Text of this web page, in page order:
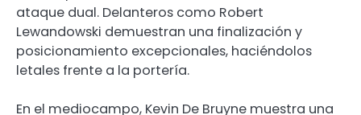
ataque dual. Delanteros como Robert
Lewandowski demuestran una finalización y
posicionamiento excepcionales, haciéndolos
letales frente a la portería.
En el mediocampo, Kevin De Bruyne muestra una